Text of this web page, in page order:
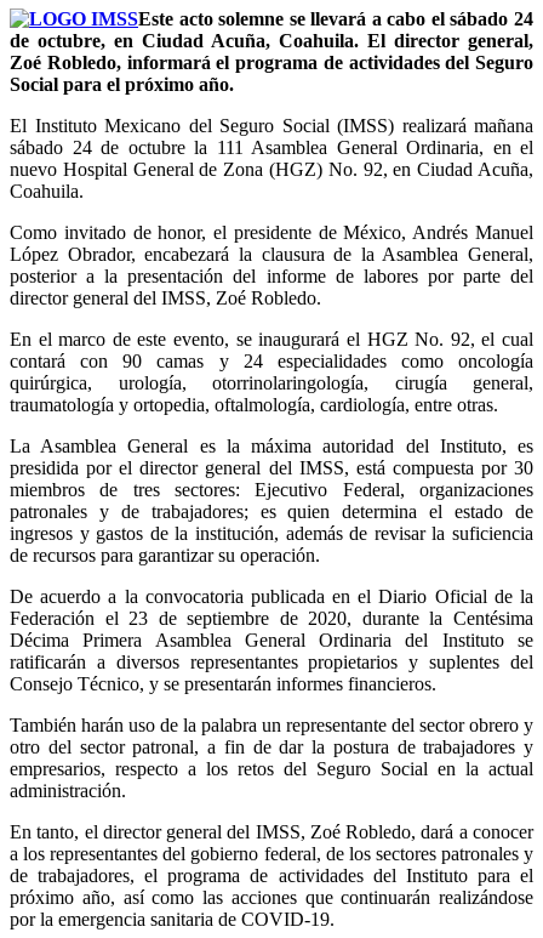
Este acto solemne se llevará a cabo el sábado 24
de octubre, en Ciudad Acuña, Coahuila. El director general,
Zoé Robledo, informará el programa de actividades del Seguro
Social para el próximo año.
El Instituto Mexicano del Seguro Social (IMSS) realizará mañana
sábado 24 de octubre la 111 Asamblea General Ordinaria, en el
nuevo Hospital General de Zona (HGZ) No. 92, en Ciudad Acuña,
Coahuila.
Como invitado de honor, el presidente de México, Andrés Manuel
López Obrador, encabezará la clausura de la Asamblea General,
posterior a la presentación del informe de labores por parte del
director general del IMSS, Zoé Robledo.
En el marco de este evento, se inaugurará el HGZ No. 92, el cual
contará con 90 camas y 24 especialidades como oncología
quirúrgica, urología, otorrinolaringología, cirugía general,
traumatología y ortopedia, oftalmología, cardiología, entre otras.
La Asamblea General es la máxima autoridad del Instituto, es
presidida por el director general del IMSS, está compuesta por 30
miembros de tres sectores: Ejecutivo Federal, organizaciones
patronales y de trabajadores; es quien determina el estado de
ingresos y gastos de la institución, además de revisar la suficiencia
de recursos para garantizar su operación.
De acuerdo a la convocatoria publicada en el Diario Oficial de la
Federación el 23 de septiembre de 2020, durante la Centésima
Décima Primera Asamblea General Ordinaria del Instituto se
ratificarán a diversos representantes propietarios y suplentes del
Consejo Técnico, y se presentarán informes financieros.
También harán uso de la palabra un representante del sector obrero y
otro del sector patronal, a fin de dar la postura de trabajadores y
empresarios, respecto a los retos del Seguro Social en la actual
administración.
En tanto, el director general del IMSS, Zoé Robledo, dará a conocer
a los representantes del gobierno federal, de los sectores patronales y
de trabajadores, el programa de actividades del Instituto para el
próximo año, así como las acciones que continuarán realizándose
por la emergencia sanitaria de COVID-19.